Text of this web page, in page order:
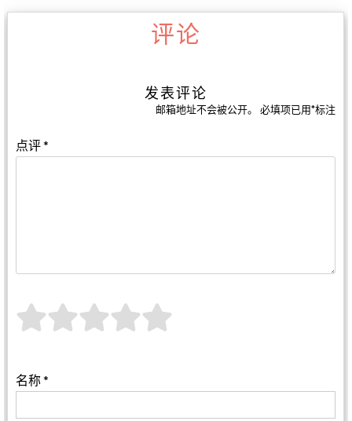
评论
发表评论
邮箱地址不会被公开。 必填项已用*标注
点评*
名称*